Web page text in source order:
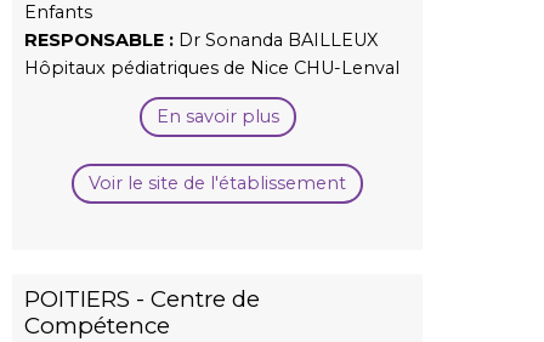
Enfants
RESPONSABLE : Dr Sonanda BAILLEUX
Hôpitaux pédiatriques de Nice CHU-Lenval
En savoir plus
Voir le site de l'établissement
POITIERS - Centre de
Compétence